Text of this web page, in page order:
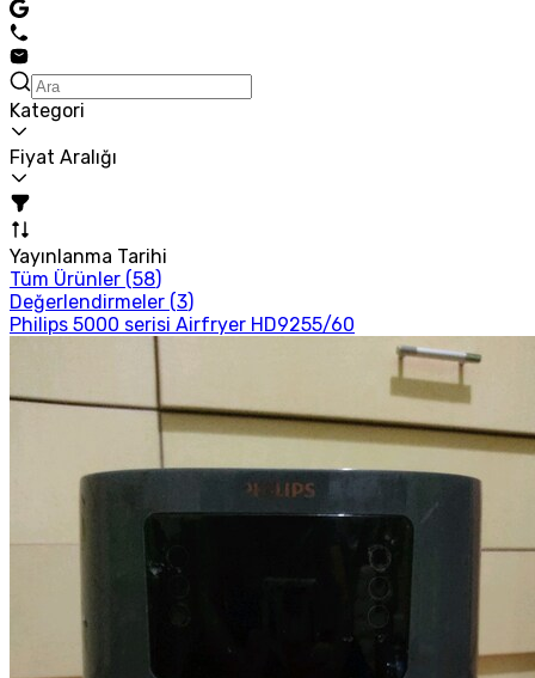
Kategori
Fiyat Aralığı
Yayınlanma Tarihi
Tüm Ürünler (58)
Değerlendirmeler (3)
Philips 5000 serisi Airfryer HD9255/60